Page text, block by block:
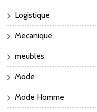
Logistique
Mecanique
meubles
Mode
Mode Homme